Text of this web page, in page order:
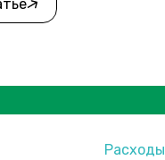
Расходы